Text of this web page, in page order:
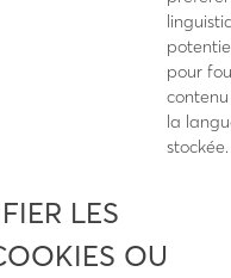
pour
la
stockée.
LES
OU